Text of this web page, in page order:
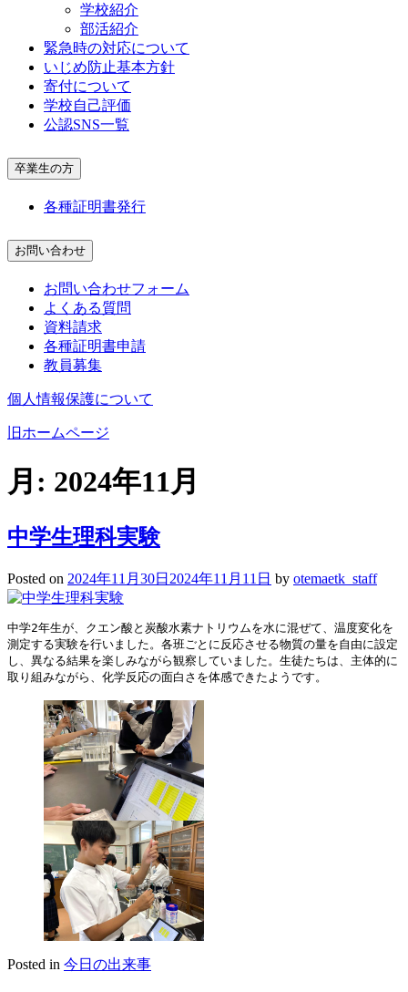
学校紹介
部活紹介
緊急時の対応について
いじめ防止基本方針
寄付について
学校自己評価
公認SNS一覧
卒業生の方
各種証明書発行
お問い合わせ
お問い合わせフォーム
よくある質問
資料請求
各種証明書申請
教員募集
個人情報保護について
旧ホームページ
月: 2024年11月
中学生理科実験
Posted on 2024年11月30日 2024年11月11日 by otemaetk_staff
中学2年生が、クエン酸と炭酸水素ナトリウムを水に混ぜて、温度変化を
測定する実験を行いました。各班ごとに反応させる物質の量を自由に設定
し、異なる結果を楽しみながら観察していました。生徒たちは、主体的に
取り組みながら、化学反応の面白さを体感できたようです。
Posted in 今日の出来事